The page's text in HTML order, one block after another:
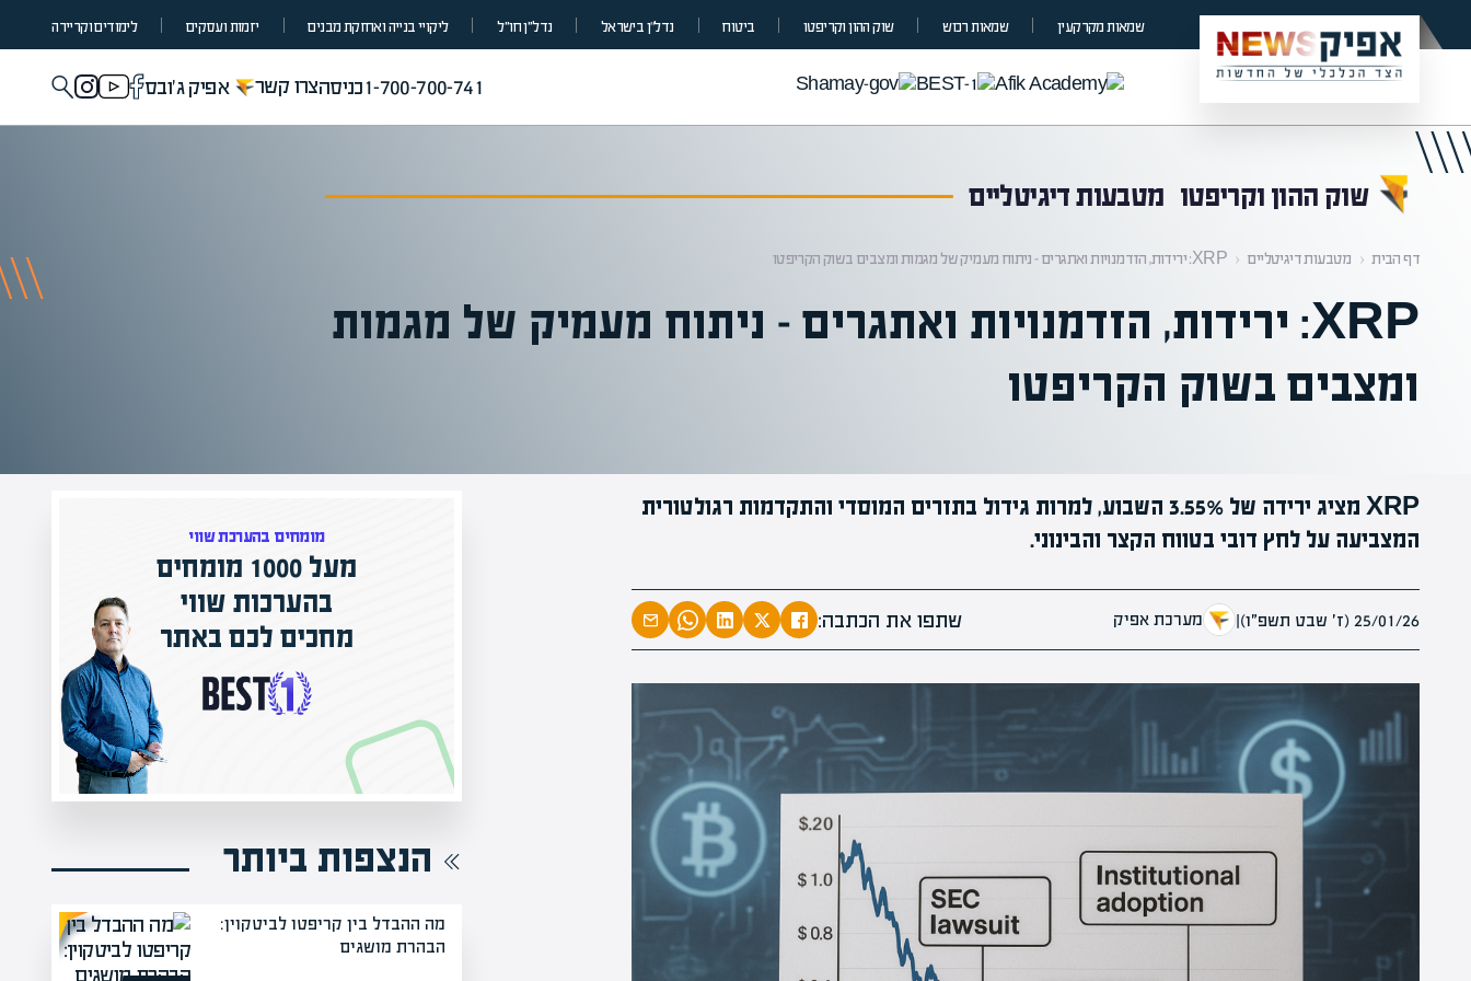
שמאות מקרקעין שמאות רכוש שוק ההון וקריפטו ביטוח נדל”ן בישראל נדל״ן חו״ל ליקויי בנייה ואחזקת מבנים יזמות ועסקים לימודים וקריירה
1-700-700-741כניסהצרו קשר אפיק ג'ובס
שוק ההון וקריפטו מטבעות דיגיטליים
דף הבית ‹ מטבעות דיגיטליים ‹ XRP: ירידות, הזדמנויות ואתגרים – ניתוח מעמיק של מגמות ומצבים בשוק הקריפטו
XRP: ירידות, הזדמנויות ואתגרים – ניתוח מעמיק של מגמות
ומצבים בשוק הקריפטו
XRP מציג ירידה של 3.55% השבוע, למרות גידול בתזרים המוסדי והתקדמות רגולטורית
המצביעה על לחץ דובי בטווח הקצר והבינוני.
25/01/26 (ז׳ שבט תשפ״ו) | מערכת אפיק שתפו את הכתבה: המרצים המובילים בישראל
מומחים בהערכת שווי
מעל 1000 מומחים
בהערכות שווי
מחכים לכם באתר
הנצפות ביותר
מה ההבדל בין קריפטו לביטקוין:
הבהרת מושגים